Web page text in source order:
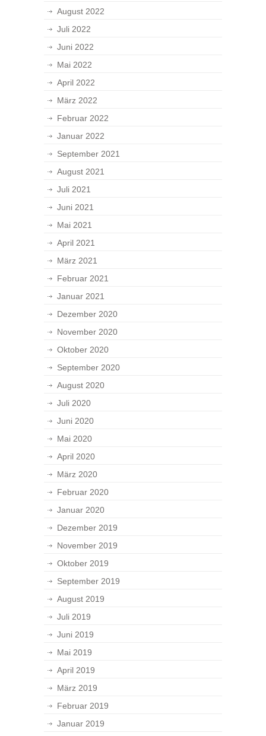
August 2022
Juli 2022
Juni 2022
Mai 2022
April 2022
März 2022
Februar 2022
Januar 2022
September 2021
August 2021
Juli 2021
Juni 2021
Mai 2021
April 2021
März 2021
Februar 2021
Januar 2021
Dezember 2020
November 2020
Oktober 2020
September 2020
August 2020
Juli 2020
Juni 2020
Mai 2020
April 2020
März 2020
Februar 2020
Januar 2020
Dezember 2019
November 2019
Oktober 2019
September 2019
August 2019
Juli 2019
Juni 2019
Mai 2019
April 2019
März 2019
Februar 2019
Januar 2019